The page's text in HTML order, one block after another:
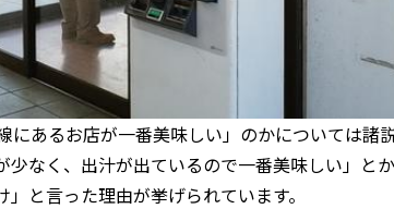
にあるお店が一番美味しい」のかについては諸
少なく、出汁が出ているので一番美味しい」と
と言った理由が挙げられています。